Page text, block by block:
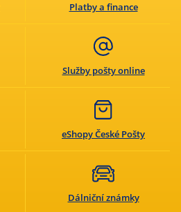
Platby a finance
Služby pošty online
eShopy České Pošty
Dálniční známky